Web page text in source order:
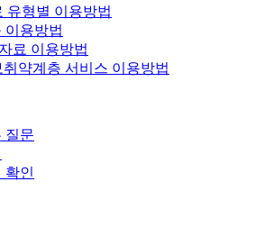
유형별 이용방법
이용방법
료 이용방법
취약계층 서비스 이용방법
질문
확인